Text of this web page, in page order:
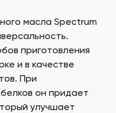
масла Spectrum
приготовления
и в качестве
При
он придает
улучшает